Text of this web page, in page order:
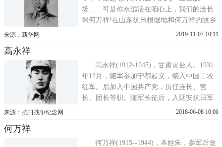
场……可是你永远活在咱心上，我们的连长
啊何万祥!在山东抗日根据地和何万祥的故乡
甘肃宁县广为传颂着这样的歌谣。何万祥，
师第3团当战士。1936年加入中国共产党。何
万祥自小给地主放羊喂
来源：新华网 2019-11-07 10:11
高永祥
高永祥(1912-1945)，甘肃灵台人。1931
年12月，随军参加宁都起义，编入中国工农
红军。后加入中国共产党，历任连长、营
长、团长等职。随军长征后，入延安抗日军
政大学学习。日本投降后，为了纪念高永
园。人物生平1927年被抓入军队当兵。编入
来源：抗日战争纪念网 2018-06-08 10:06
何万祥
何万祥(1915--1944)，本姓朱，参军后改